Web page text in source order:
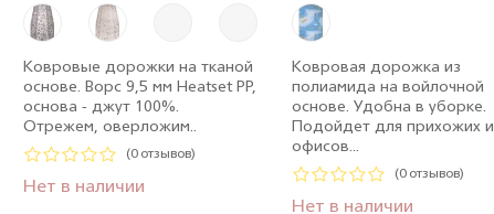
Ковровые дорожки на тканой
основе. Ворс 9,5 мм Heatset PP,
основа - джут 100%.
Отрежем, оверложим..
(0 отзывов)
Нет в наличии
Ковровая дорожка из
полиамида на войлочной
основе. Удобна в уборке.
Подойдет для прихожих и
офисов...
(0 отзывов)
Нет в наличии